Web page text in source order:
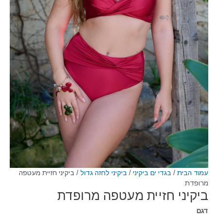
עמוד הבית / בגדי ים ביקיני / ביקיני לחזה גדול / ביקיני חזיית מעטפה
מרופדת
ביקיני חזיית מעטפה מרופדת
דגם